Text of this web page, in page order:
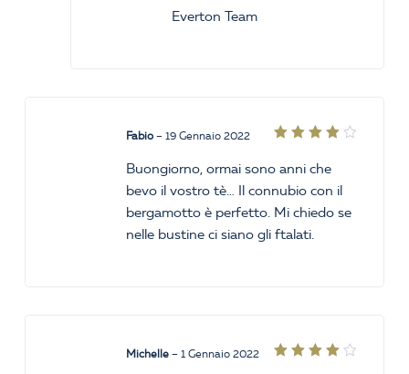
Everton Team
4 su
Fabio – 19 Gennaio 2022
Buongiorno, ormai sono anni che
bevo il vostro tè… Il connubio con il
bergamotto è perfetto. Mi chiedo se
nelle bustine ci siano gli ftalati.
Michelle – 1 Gennaio 2022